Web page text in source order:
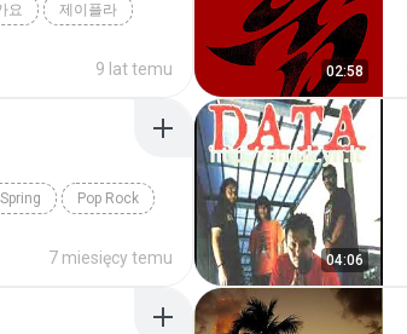
요 제이플라
9 lat temu 02:58
Spring Pop Rock
7 miesięcy temu 04:06